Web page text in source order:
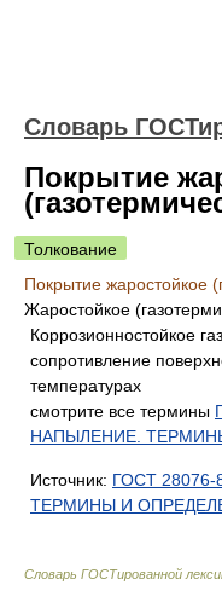
Словарь
Покрытие
Толкование
Покрытие жаростойкое
Жаростойкое
Коррозионностойкое
сопротивление
температурах
смотрите все термины
НАПЫЛЕНИЕ.
Источник: ГОСТ
ТЕРМИНЫ И
Словарь ГОСТированной